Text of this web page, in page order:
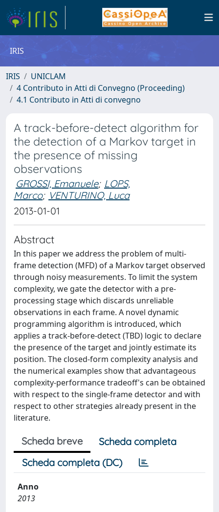
IRIS
IRIS
UNICLAM
4 Contributo in Atti di Convegno (Proceeding)
4.1 Contributo in Atti di convegno
A track-before-detect algorithm for
the detection of a Markov target in
the presence of missing
observations
GROSSI, Emanuele; LOPS,
Marco; VENTURINO, Luca
2013-01-01
Abstract
In this paper we address the problem of multi-
frame detection (MFD) of a Markov target observed
through noisy measurements. To limit the system
complexity, we gate the detector with a pre-
processing stage which discards unreliable
observations in each frame. A novel dynamic
programming algorithm is introduced, which
applies a track-before-detect (TBD) logic to declare
the presence of the target and jointly estimate its
position. The closed-form complexity analysis and
the numerical examples show that advantageous
complexity-performance tradeoff's can be obtained
with respect to the single-frame detector and with
respect to other strategies already present in the
literature.
Scheda breve
Scheda completa
Scheda completa (DC)
Anno
2013